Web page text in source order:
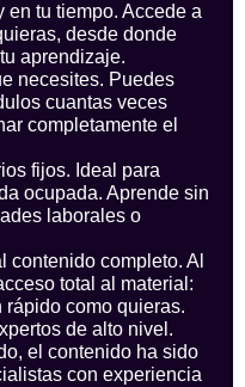
en tu tiempo. Accede a
desde donde
aprendizaje.
necesites. Puedes
cuantas veces
completamente el
fijos. Ideal para
ocupada. Aprende sin
laborales o
contenido completo. Al
total al material:
rápido como quieras.
de alto nivel.
el contenido ha sido
con experiencia